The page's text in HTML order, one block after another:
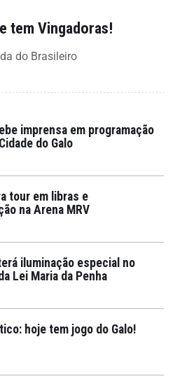
tem Vingadoras!
do Brasileiro
imprensa em programação
do Galo
tour em libras e
na Arena MRV
iluminação especial no
Lei Maria da Penha
hoje tem jogo do Galo!